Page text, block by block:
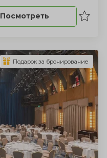
Посмотреть
Подарок за бронирование